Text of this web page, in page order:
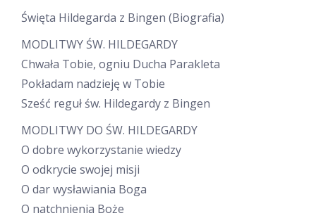
Święta Hildegarda z Bingen (Biografia)
MODLITWY ŚW. HILDEGARDY
Chwała Tobie, ogniu Ducha Parakleta
Pokładam nadzieję w Tobie
Sześć reguł św. Hildegardy z Bingen
MODLITWY DO ŚW. HILDEGARDY
O dobre wykorzystanie wiedzy
O odkrycie swojej misji
O dar wysławiania Boga
O natchnienia Boże